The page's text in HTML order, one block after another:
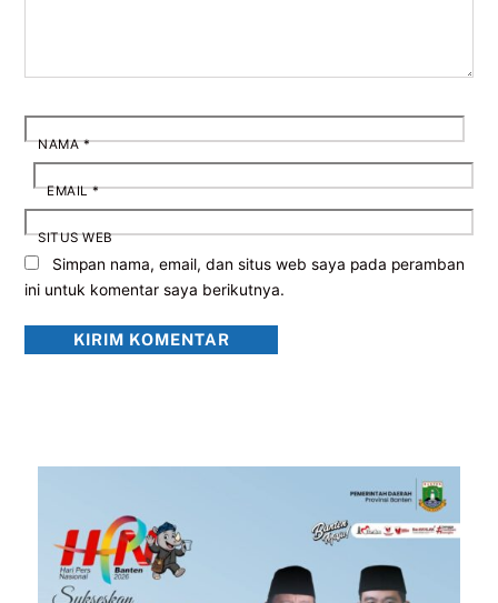
NAMA*
EMAIL*
SITUS WEB
Simpan nama, email, dan situs web saya pada peramban
ini untuk komentar saya berikutnya.